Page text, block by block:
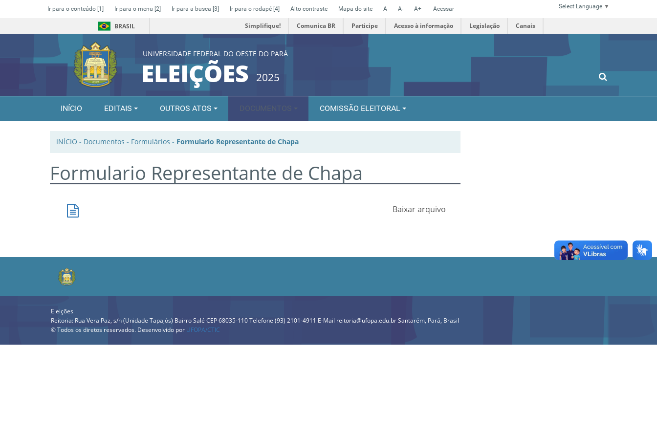
Ir para o conteúdo [1] Ir para o menu [2] Ir para a busca [3] Ir para o rodapé [4] Alto contraste Mapa do site A A- A+ Acessar Select Language ▼
BRASIL Simplifique! Comunica BR Participe Acesso à informação Legislação Canais
UNIVERSIDADE FEDERAL DO OESTE DO PARÁ
ELEIÇÕES 2025
INÍCIO EDITAIS OUTROS ATOS COMISSÃO ELEITORAL
INÍCIO - Documentos - Formulários - Formulario Representante de Chapa
Formulario Representante de Chapa
Baixar arquivo
Eleições
Reitoria: Rua Vera Paz, s/n (Unidade Tapajós) Bairro Salé CEP 68035-110 Telefone (93) 2101-4911 E-Mail reitoria@ufopa.edu.br Santarém, Pará, Brasil
© Todos os diretos reservados. Desenvolvido por UFOPA/CTIC